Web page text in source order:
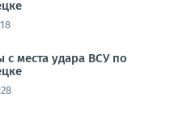
с места удара ВСУ по